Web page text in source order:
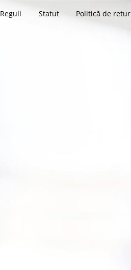
Reguli Statut Politică de retur